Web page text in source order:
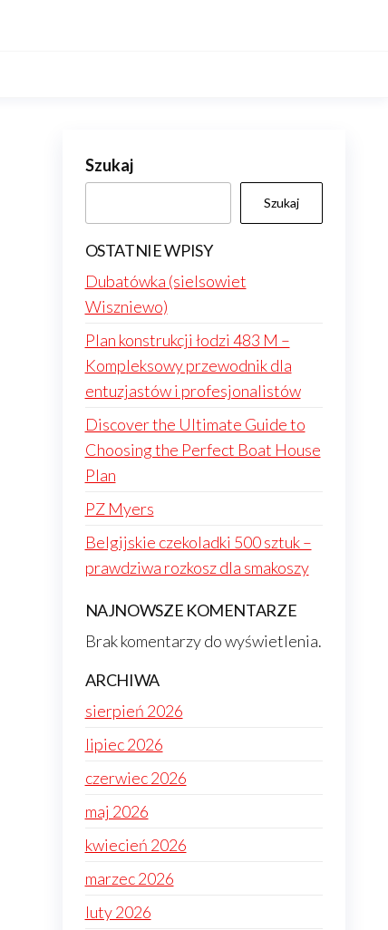
Szukaj
Szukaj
OSTATNIE WPISY
Dubatówka (sielsowiet
Wiszniewo)
Plan konstrukcji łodzi 483 M –
Kompleksowy przewodnik dla
entuzjastów i profesjonalistów
Discover the Ultimate Guide to
Choosing the Perfect Boat House
Plan
PZ Myers
Belgijskie czekoladki 500 sztuk –
prawdziwa rozkosz dla smakoszy
NAJNOWSZE KOMENTARZE
Brak komentarzy do wyświetlenia.
ARCHIWA
sierpień 2026
lipiec 2026
czerwiec 2026
maj 2026
kwiecień 2026
marzec 2026
luty 2026